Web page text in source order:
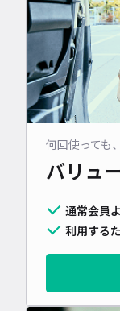
何回使っても
バリュ
通常会員
利用する